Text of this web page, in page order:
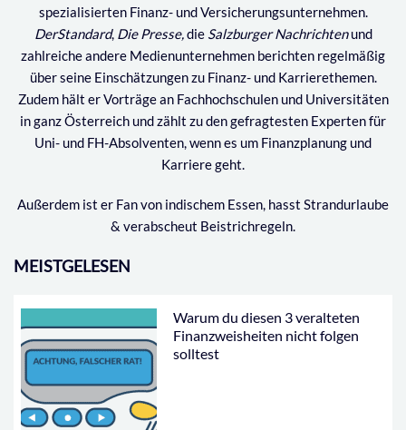
spezialisierten Finanz- und Versicherungsunternehmen.
DerStandard, Die Presse,die Salzburger Nachrichtenund
zahlreiche andere Medienunternehmen berichten regelmäßig
über seine Einschätzungen zu Finanz- und Karrierethemen.
Zudem hält er Vorträge an Fachhochschulen und Universitäten
in ganz Österreich und zählt zu den gefragtesten Experten für
Uni- und FH-Absolventen, wenn es um Finanzplanung und
Karriere geht.
Außerdem ist er Fan von indischem Essen, hasst Strandurlaube
& verabscheut Beistrichregeln.
MEISTGELESEN
Warum du diesen 3 veralteten
Finanzweisheiten nicht folgen
solltest